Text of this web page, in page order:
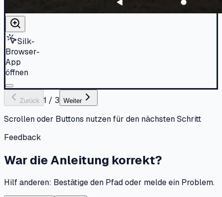
Silk-
Browser-
App
öffnen
Zurück 1 / 3 Weiter
Scrollen oder Buttons nutzen für den nächsten Schritt
Feedback
War die Anleitung korrekt?
Hilf anderen: Bestätige den Pfad oder melde ein Problem.